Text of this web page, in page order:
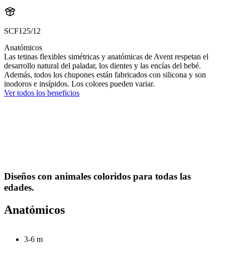
SCF125/12
Anatómicos
Las tetinas flexibles simétricas y anatómicas de Avent respetan el
desarrollo natural del paladar, los dientes y las encías del bebé.
Además, todos los chupones están fabricados con silicona y son
inodoros e insípidos. Los colores pueden variar.
Ver todos los beneficios
Diseños con animales coloridos para todas las
edades.
Anatómicos
3-6 m